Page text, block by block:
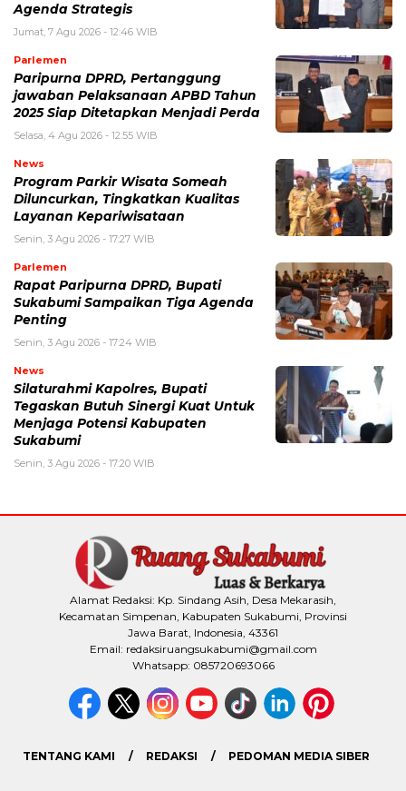
Agenda Strategis
Jumat, 7 Agu 2026 - 12:46 WIB
Parlemen
Paripurna DPRD, Pertanggung
jawaban Pelaksanaan APBD Tahun
2025 Siap Ditetapkan Menjadi Perda
Selasa, 4 Agu 2026 - 12:55 WIB
News
Program Parkir Wisata Someah
Diluncurkan, Tingkatkan Kualitas
Layanan Kepariwisataan
Senin, 3 Agu 2026 - 17:27 WIB
Parlemen
Rapat Paripurna DPRD, Bupati
Sukabumi Sampaikan Tiga Agenda
Penting
Senin, 3 Agu 2026 - 17:24 WIB
News
Silaturahmi Kapolres, Bupati
Tegaskan Butuh Sinergi Kuat Untuk
Menjaga Potensi Kabupaten
Sukabumi
Senin, 3 Agu 2026 - 17:20 WIB
Alamat Redaksi: Kp. Sindang Asih, Desa Mekarasih,
Kecamatan Simpenan, Kabupaten Sukabumi, Provinsi
Jawa Barat, Indonesia, 43361
Email: redaksiruangsukabumi@gmail.com
Whatsapp: 085720693066
TENTANG KAMI REDAKSI PEDOMAN MEDIA SIBER